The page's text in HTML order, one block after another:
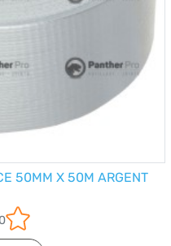
50MM X 50M ARGENT